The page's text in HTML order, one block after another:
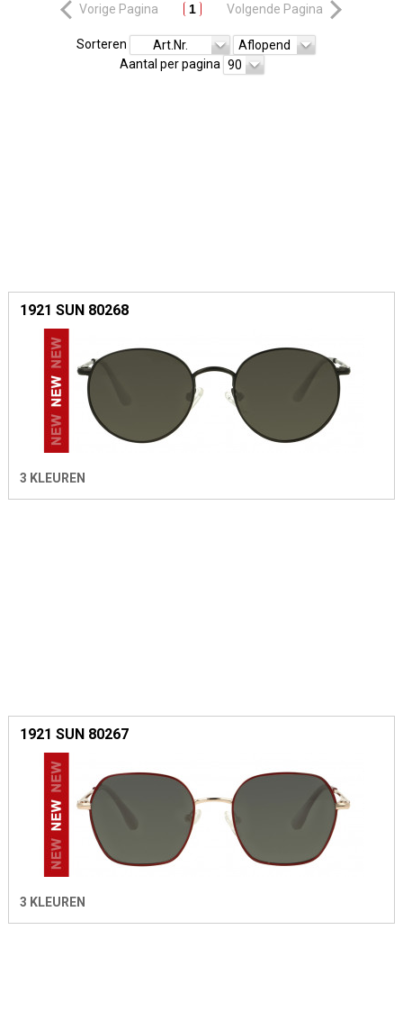
Vorige Pagina 1 Volgende Pagina
Sorteren Art.Nr.
Aflopend
Aantal per pagina 90
1921 SUN 80268
3 KLEUREN
1921 SUN 80267
3 KLEUREN